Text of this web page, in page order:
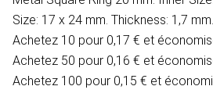
Size: 17 x 24 mm. Thickness: 1,7
Achetez 10 pour 0,17 € et
Achetez 50 pour 0,16 € et
Achetez 100 pour 0,15 € et